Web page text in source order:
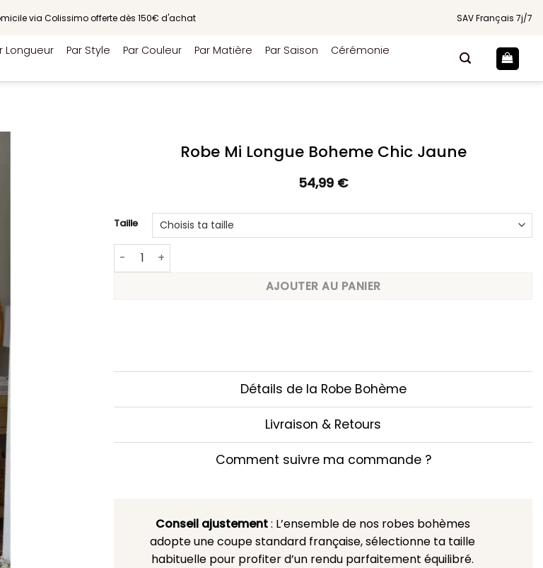
via Colissimo offerte dès 150€ d'achat SAV Français 7j/7
Longueur Par Style Par Couleur Par Matière Par Saison Cérémonie
Robe Mi Longue Boheme Chic Jaune
54,99 €
Taille
quantité de Robe Mi Longue Boheme Chic Jaune
AJOUTER AU PANIER
Détails de la Robe Bohème
Livraison & Retours
Comment suivre ma commande ?
Conseil ajustement: L’ensemble de nos robes bohèmes
adopte une coupe standard française, sélectionne ta taille
habituelle pour profiter d’un rendu parfaitement équilibré.